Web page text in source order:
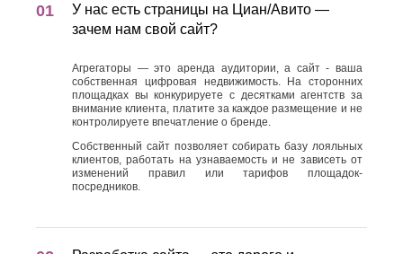
У нас есть страницы на Циан/Авито —
зачем нам свой сайт?
Агрегаторы — это аренда аудитории, а сайт - ваша
собственная цифровая недвижимость. На сторонних
площадках вы конкурируете с десятками агентств за
внимание клиента, платите за каждое размещение и не
контролируете впечатление о бренде.
Собственный сайт позволяет собирать базу лояльных
клиентов, работать на узнаваемость и не зависеть от
изменений правил или тарифов площадок-
посредников.